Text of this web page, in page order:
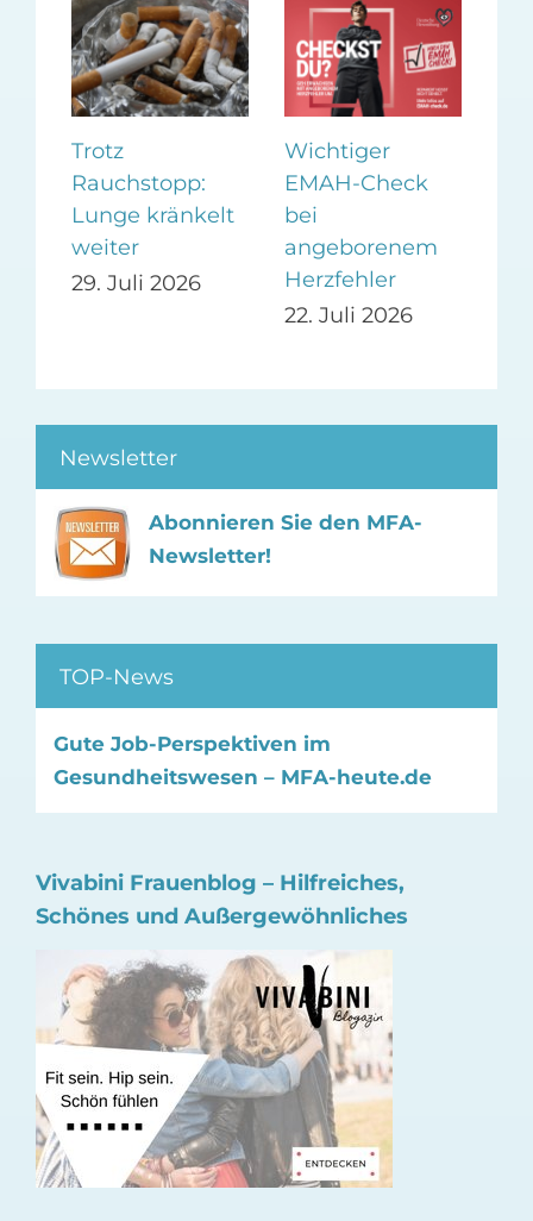
Trotz
Rauchstopp:
Lunge kränkelt
weiter
29. Juli 2026
Wichtiger
EMAH-Check
bei
angeborenem
Herzfehler
22. Juli 2026
Newsletter
Abonnieren Sie den MFA-
Newsletter!
TOP-News
Gute Job-Perspektiven im
Gesundheitswesen – MFA-heute.de
Vivabini Frauenblog – Hilfreiches,
Schönes und Außergewöhnliches